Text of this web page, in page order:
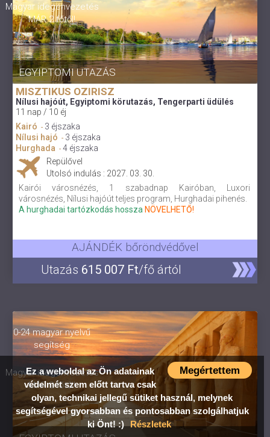
EGYIPTOMI UTAZÁS
Magyar idegenvezetés
MÁR 2 főtől!
MISZTIKUS OZIRISZ
Nílusi hajóút, Egyiptomi körutazás, Tengerparti üdülés
11 nap / 10 éj
Kairó - 3 éjszaka
Nílusi hajó - 3 éjszaka
Hurghada - 4 éjszaka
Repülővel
Utolsó indulás : 2027. 03. 30.
Kairói városnézés, 1 szabadnap Kairóban, Luxori
városnézés, Nílusi hajóút teljes program, Hurghadai pihenés.
A hurghadai tartózkodás hossza NÖVELHETŐ!
AJÁNDÉK bőröndvédővel
Utazás 615 007 Ft/fő ártól
0-24 magyar nyelvű
segítség
Magyar idegenvezetés
MÁR 2 főtől!
Megértettem
Ez a weboldal az Ön adatainak
védelmét szem előtt tartva csak
olyan, technikai jellegű sütiket használ, melynek
segítségével gyorsabban és pontosabban szolgálhatjuk
ki Önt! :) Részletek